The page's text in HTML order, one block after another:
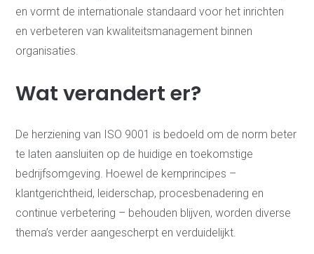
Advies Certificering
en vormt de internationale standaard voor het inrichten
en verbeteren van kwaliteitsmanagement binnen
organisaties.
Wat verandert er?
De herziening van ISO 9001 is bedoeld om de norm beter
te laten aansluiten op de huidige en toekomstige
bedrijfsomgeving. Hoewel de kernprincipes –
klantgerichtheid, leiderschap, procesbenadering en
continue verbetering – behouden blijven, worden diverse
thema’s verder aangescherpt en verduidelijkt.